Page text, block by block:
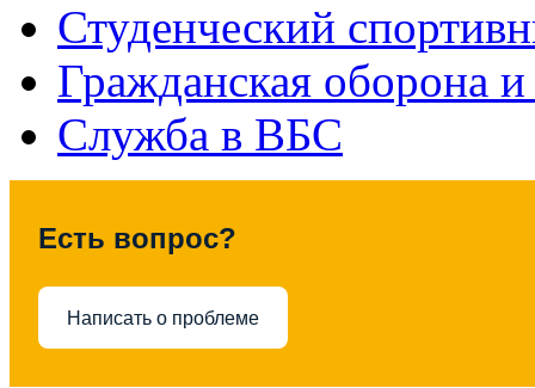
Студенческий
Гражданская оборона
Служба в ВБС
Есть вопрос?
Написать о проблеме